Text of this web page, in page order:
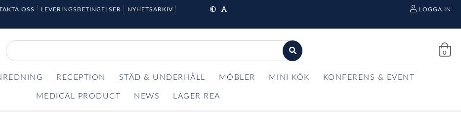
OSS LEVERINGSBETINGELSER
NYHETSARKIV
LOGGA IN
0
RECEPTION STÄD & UNDERHÅLL MÖBLER MINI KÖK KONFERENS & EVENT
MEDICAL PRODUCT NEWS LAGER REA